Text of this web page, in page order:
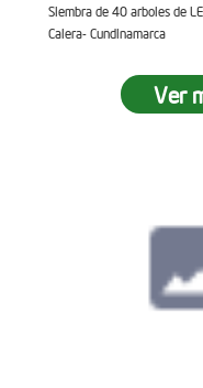
Siembra de 40 arboles de
Calera- Cundinamarca
Ver